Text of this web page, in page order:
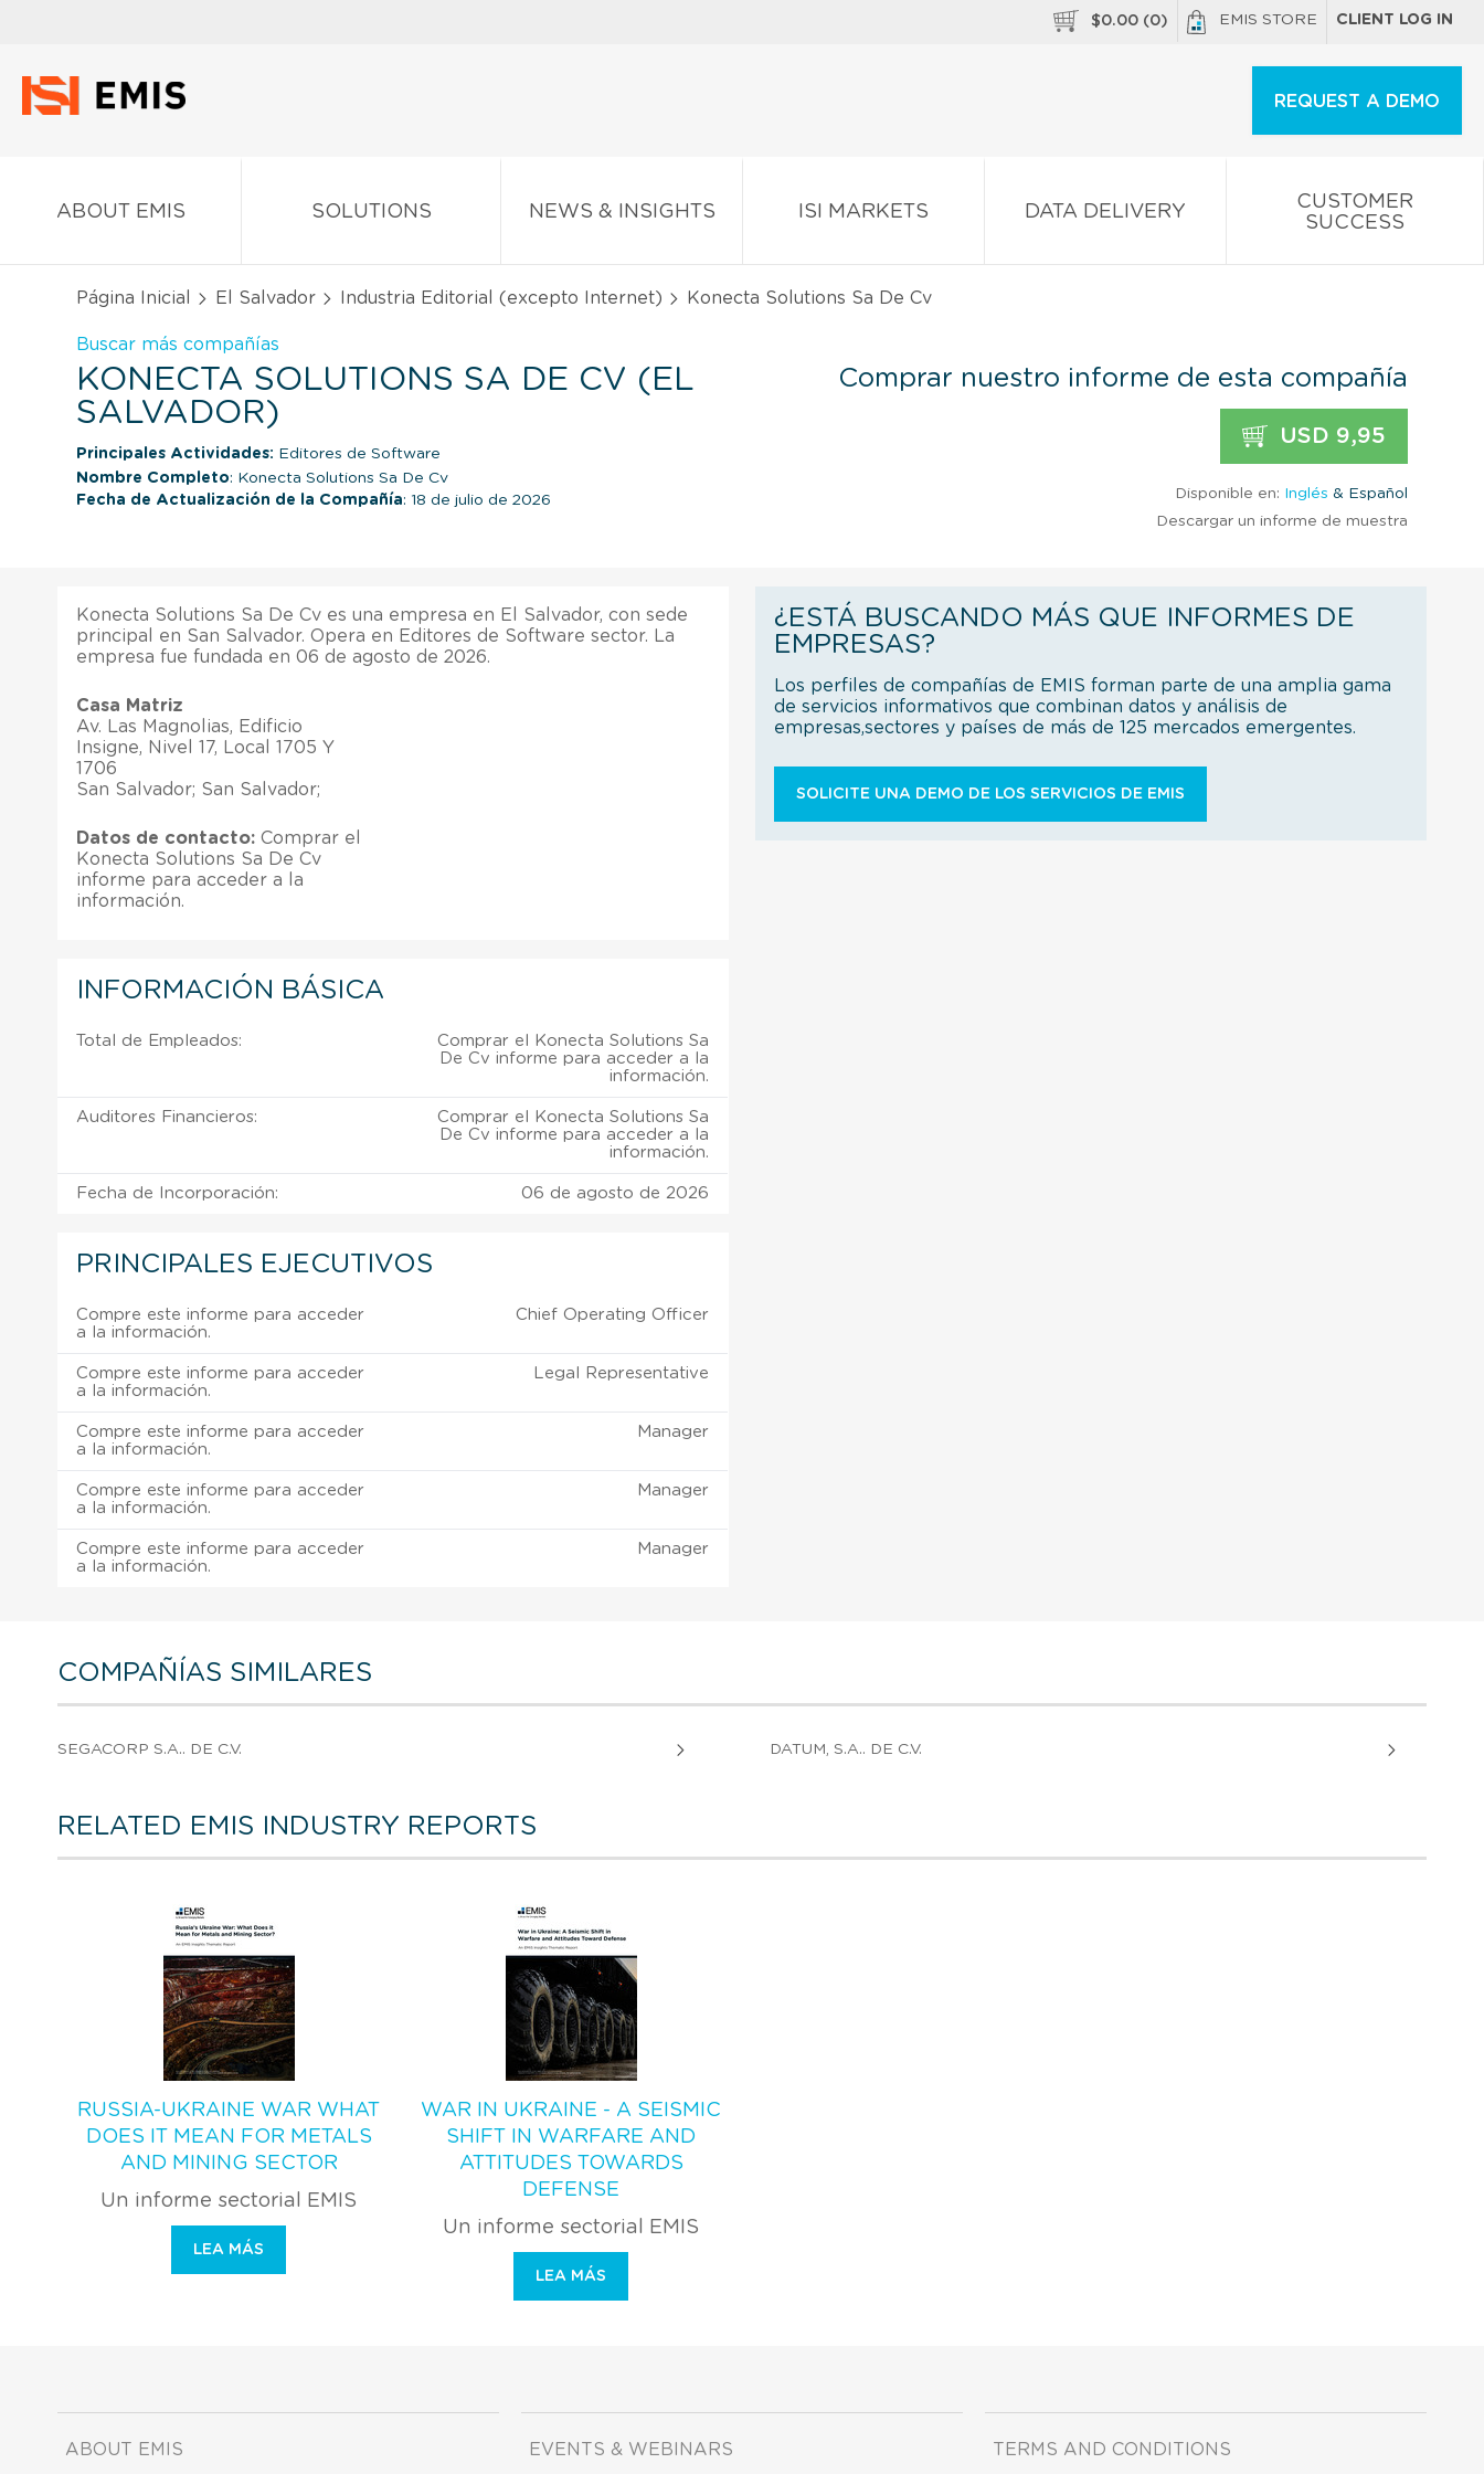
$0.00 (0) EMIS STORE CLIENT LOG IN
REQUEST A DEMO
ABOUT EMIS SOLUTIONS NEWS & INSIGHTS ISI MARKETS DATA DELIVERY
CUSTOMER
SUCCESS
Página Inicial El Salvador Industria Editorial (excepto Internet) Konecta Solutions Sa De Cv
Buscar más compañías
KONECTA SOLUTIONS SA DE CV (EL
SALVADOR)
Principales Actividades: Editores de Software
Nombre Completo: Konecta Solutions Sa De Cv
Fecha de Actualización de la Compañía: 18 de julio de 2026
Comprar nuestro informe de esta compañía
USD 9,95
Disponible en: Inglés & Español
Descargar un informe de muestra
Konecta Solutions Sa De Cv es una empresa en El Salvador, con sede
principal en San Salvador. Opera en Editores de Software sector. La
empresa fue fundada en 06 de agosto de 2026.
Casa Matriz
Av. Las Magnolias, Edificio
Insigne, Nivel 17, Local 1705 Y
1706
San Salvador; San Salvador;
Datos de contacto: Comprar el
Konecta Solutions Sa De Cv
informe para acceder a la
información.
INFORMACIÓN BÁSICA
Total de Empleados:
Comprar el Konecta Solutions Sa
De Cv informe para acceder a la
información.
Auditores Financieros:
Comprar el Konecta Solutions Sa
De Cv informe para acceder a la
información.
Fecha de Incorporación: 06 de agosto de 2026
PRINCIPALES EJECUTIVOS
Compre este informe para acceder
a la información.
Chief Operating Officer
Compre este informe para acceder
a la información.
Legal Representative
Compre este informe para acceder
a la información.
Manager
Compre este informe para acceder
a la información.
Manager
Compre este informe para acceder
a la información.
Manager
¿ESTÁ BUSCANDO MÁS QUE INFORMES DE
EMPRESAS?
Los perfiles de compañías de EMIS forman parte de una amplia gama
de servicios informativos que combinan datos y análisis de
empresas,sectores y países de más de 125 mercados emergentes.
SOLICITE UNA DEMO DE LOS SERVICIOS DE EMIS
COMPAÑÍAS SIMILARES
SEGACORP S.A.. DE C.V. DATUM, S.A.. DE C.V.
RELATED EMIS INDUSTRY REPORTS
RUSSIA-UKRAINE WAR WHAT
DOES IT MEAN FOR METALS
AND MINING SECTOR
Un informe sectorial EMIS
LEA MÁS
WAR IN UKRAINE - A SEISMIC
SHIFT IN WARFARE AND
ATTITUDES TOWARDS
DEFENSE
Un informe sectorial EMIS
LEA MÁS
ABOUT EMIS EVENTS & WEBINARS TERMS AND CONDITIONS